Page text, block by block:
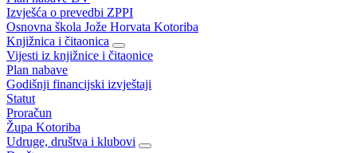
Izvješća o prevedbi ZPPI
Osnovna škola Jože Horvata Kotoriba
Knjižnica i čitaonica
Vijesti iz knjižnice i čitaonice
Plan nabave
Godišnji financijski izvještaji
Statut
Proračun
Župa Kotoriba
Udruge, društva i klubovi